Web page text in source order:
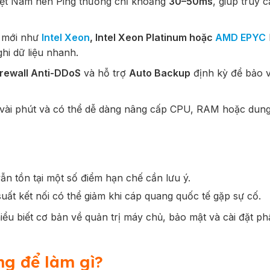
như Intel Xeon, Intel Xeon Platinum hoặc AMD EPYC
dữ liệu nhanh.
Anti-DDoS và hỗ trợ Auto Backup định kỳ để bảo
phút và có thể dễ dàng nâng cấp CPU, RAM hoặc
tồn tại một số điểm hạn chế cần lưu ý.
kết nối có thể giảm khi cáp quang quốc tế gặp sự cố.
biết cơ bản về quản trị máy chủ, bảo mật và cài đặt
để làm gì?